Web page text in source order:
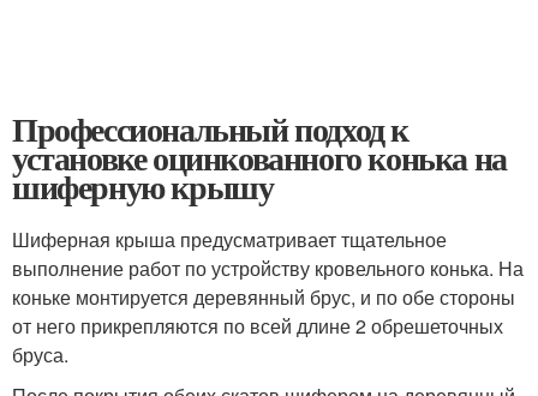
Профессиональный подход к
установке оцинкованного конька на
шиферную крышу
Шиферная крыша предусматривает тщательное
выполнение работ по устройству кровельного конька. На
коньке монтируется деревянный брус, и по обе стороны
от него прикрепляются по всей длине 2 обрешеточных
бруса.